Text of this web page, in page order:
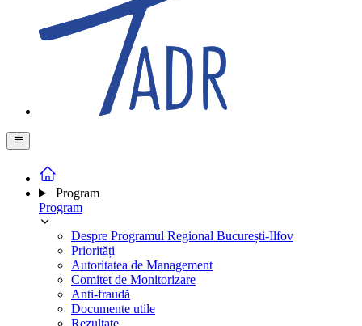
Program
Program
Despre Programul Regional București-Ilfov
Priorități
Autoritatea de Management
Comitet de Monitorizare
Anti-fraudă
Documente utile
Rezultate